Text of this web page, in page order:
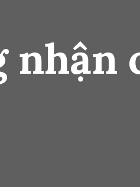
nhận